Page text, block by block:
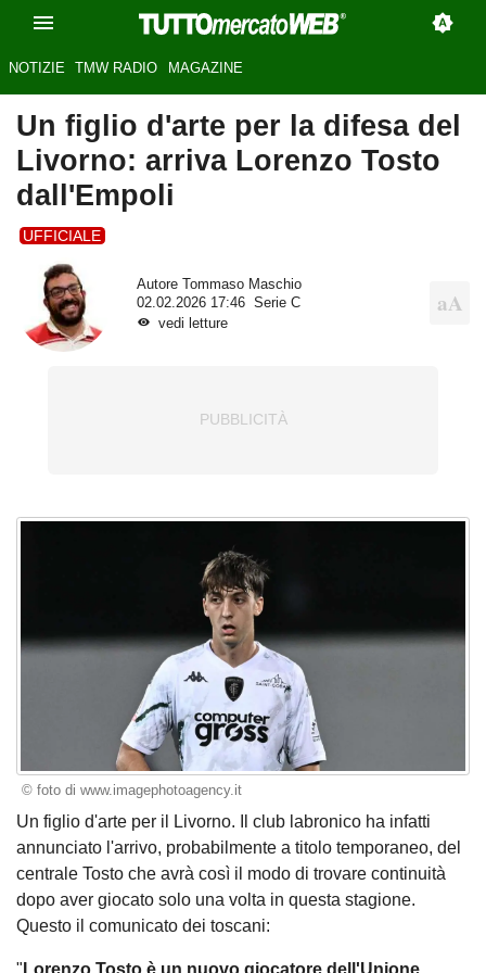
NOTIZIE TMW RADIO MAGAZINE
Un figlio d'arte per la difesa del
Livorno: arriva Lorenzo Tosto
dall'Empoli
UFFICIALE
Autore
Tommaso Maschio
02.02.2026 17:46
Serie C
vedi letture
© foto di www.imagephotoagency.it
Un figlio d'arte per il Livorno. Il club labronico ha infatti
annunciato l'arrivo, probabilmente a titolo temporaneo, del
centrale Tosto che avrà così il modo di trovare continuità
dopo aver giocato solo una volta in questa stagione.
Questo il comunicato dei toscani:
" Lorenzo Tosto è un nuovo giocatore dell'Unione